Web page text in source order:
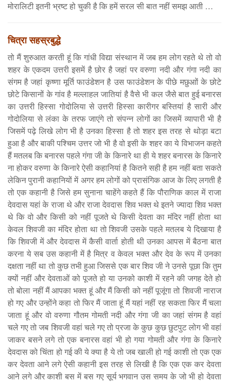
मोरालिटी इतनी भ्रष्ट हो चुकी है कि हमें सरल सी बात नहीं समझ आती …
चित्रा सहस्रबुद्धे
तो मैं शुरुआत करती हूं कि गांधी विद्या संस्थान में जब हम लोग रहते थे तो वो
शहर के एकदम उत्तरी इसमें है छोर है जहां पर वरुणा नदी और गंगा नदी का
संगम है जहां कृष्णा मूर्ति फाउंडेशन है उस फाउंडेशन के पीछे मछुआों के छोटे
छोटे किसानों के गांव है मल्लाहल जातियां है वैसे भी कल जैसे बात हुई बनारस
का उत्तरी हिस्सा गोदोलिया से उत्तरी हिस्सा कारीगर बस्तियां है सारी और
गोदोलिया से लंका के तरफ जाएंगे तो संपन्न लोगों का जिसमें व्यापारी भी है
जिसमें पढ़े लिखे लोग भी है उनका हिस्सा है तो शहर इस तरह से थोड़ा बटा
हुआ है और बाकी पश्चिम उत्तर जो भी है वो इसी के शहर का ये विभाजन कहते
हैं मतलब कि बनारस पहले गंगा जी के किनारे था ही ये शहर बनारस के किनारे
ना होकर वरुणा के किनारे ऐसी कहानियां है कितने सही है हम नहीं बता सकते
लेकिन पुरानी कहानियों में अगर हम लोगों को प्रासंगिक आज के लिए लगती है
तो एक कहानी है जिसे हम सुनाना चाहेंगे कहते हैं कि पौराणिक काल में राजा
देवदास यहां के राजा थे और राजा देवदास शिव भक्त थे इतने ज्यादा शिव भक्त
थे कि वो और किसी को नहीं पूजते थे किसी देवता का मंदिर नहीं होता था
केवल शिवजी का मंदिर होता था तो शिवजी उसके पहले मतलब ये दिखाया है
कि शिवजी में और देवदास में कैसी वार्ता होती थी उनका आपस में बैठना बात
करना ये सब उस कहानी में है मित्र व केवल भक्त और देव के रूप में उनका
दक्षता नहीं था तो कुछ तभी हुआ जिससे एक बार शिव जी ने उनसे पूछा कि तुम
क्यों नहीं और देवताओं को पूजते हो या उनको काशी में रहने की जगह देते हो
तो बोला नहीं मैं आपका भक्त हूं और मैं किसी को नहीं पूजूंगा तो शिवजी नाराज
हो गए और उन्होंने कहा तो फिर मैं जाता हूं मैं यहां नहीं रह सकता फिर मैं चला
जाता हूं और वो वरुणा गौतम गोमती नदी और गंगा जी का जहां संगम है वहां
चले गए तो जब शिवजी वहां चले गए तो प्रजा के कुछ कुछ छुटपुट लोग भी वहां
जाकर बसने लगे तो एक बनारस वहां भी हो गया गोमती और गंगा के किनारे
देवदास को चिंता हो गई की ये क्या है ये तो जब खाली हो गई काशी तो एक एक
कर देवता आने लगे ऐसी कहानी इस तरह से लिखी है कि एक एक कर देवता
आने लगे और काशी बस में बस गए सूर्य भगवान उस समय के जो भी हो देवता